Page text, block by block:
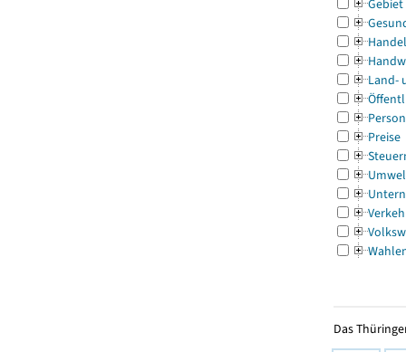
Gebiet
Land-
Preise
Das